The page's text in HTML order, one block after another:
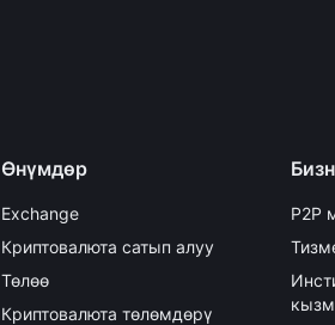
Өнүмдөр
Exchange
Криптовалюта сатып алуу
Төлөө
Криптовалюта төлөмдөрү
P2P